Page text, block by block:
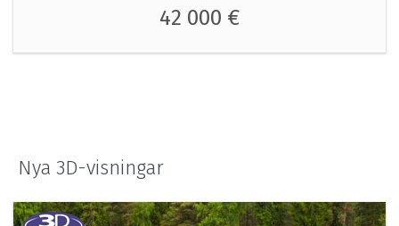
42 000 €
Nya 3D-visningar